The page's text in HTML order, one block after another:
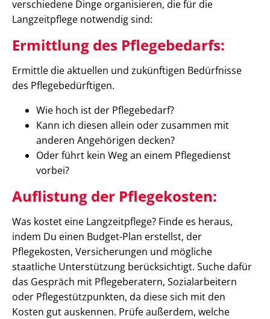
verschiedene Dinge organisieren, die für die
Langzeitpflege notwendig sind:
Ermittlung des Pflegebedarfs:
Ermittle die aktuellen und zukünftigen Bedürfnisse
des Pflegebedürftigen.
Wie hoch ist der Pflegebedarf?
Kann ich diesen allein oder zusammen mit
anderen Angehörigen decken?
Oder führt kein Weg an einem Pflegedienst
vorbei?
Auflistung der Pflegekosten:
Was kostet eine Langzeitpflege? Finde es heraus,
indem Du einen Budget-Plan erstellst, der
Pflegekosten, Versicherungen und mögliche
staatliche Unterstützung berücksichtigt. Suche dafür
das Gespräch mit Pflegeberatern, Sozialarbeitern
oder Pflegestützpunkten, da diese sich mit den
Kosten gut auskennen. Prüfe außerdem, welche